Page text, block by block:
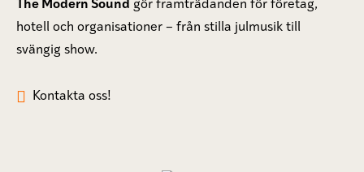
The Modern Sound gör framträdanden för företag,
hotell och organisationer – från stilla julmusik till
svängig show.
Kontakta oss!